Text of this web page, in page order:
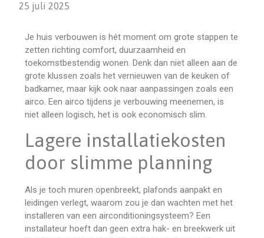
25 juli 2025
Je huis verbouwen is hét moment om grote stappen te
zetten richting comfort, duurzaamheid en
toekomstbestendig wonen. Denk dan niet alleen aan de
grote klussen zoals het vernieuwen van de keuken of
badkamer, maar kijk ook naar aanpassingen zoals een
airco. Een airco tijdens je verbouwing meenemen, is
niet alleen logisch, het is ook economisch slim.
Lagere installatiekosten
door slimme planning
Als je toch muren openbreekt, plafonds aanpakt en
leidingen verlegt, waarom zou je dan wachten met het
installeren van een airconditioningsysteem? Een
installateur hoeft dan geen extra hak- en breekwerk uit